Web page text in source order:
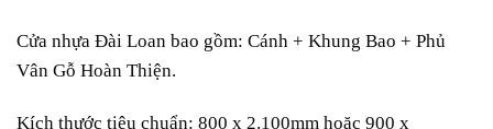
Cửa nhựa Đài Loan bao gồm: Cánh + Khung Bao + Phủ
Vân Gỗ Hoàn Thiện.
Kích thước tiêu chuẩn: 800 x 2.100mm hoặc 900 x